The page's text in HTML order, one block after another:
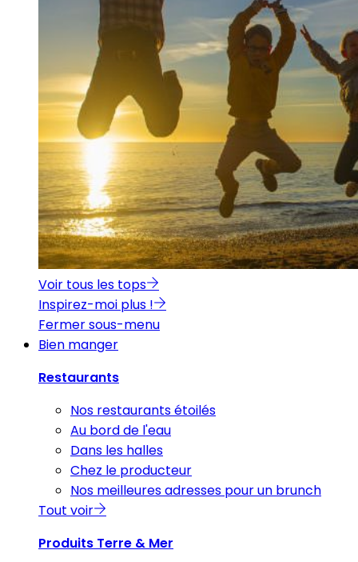
Voir tous les tops
Inspirez-moi plus !
Fermer sous-menu
Bien manger
Restaurants
Nos restaurants étoilés
Au bord de l'eau
Dans les halles
Chez le producteur
Nos meilleures adresses pour un brunch
Tout voir
Produits Terre & Mer